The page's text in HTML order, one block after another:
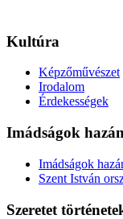
Kultúra
Képzőművészet
Irodalom
Érdekességek
Imádságok
Imádságok
Szent István
Szeretet